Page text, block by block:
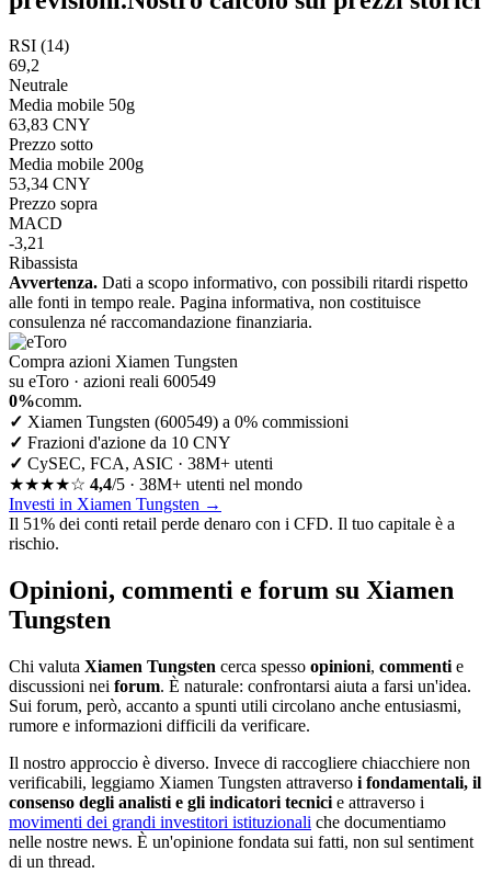
RSI (14)
69,2
Neutrale
Media mobile 50g
63,83 CNY
Prezzo sotto
Media mobile 200g
53,34 CNY
Prezzo sopra
MACD
-3,21
Ribassista
Avvertenza. Dati a scopo informativo, con possibili ritardi rispetto
alle fonti in tempo reale. Pagina informativa, non costituisce
consulenza né raccomandazione finanziaria.
Compra azioni Xiamen Tungsten
su eToro · azioni reali 600549
0%comm.
✓ Xiamen Tungsten (600549) a 0% commissioni
✓ Frazioni d'azione da 10 CNY
✓ CySEC, FCA, ASIC · 38M+ utenti
★★★★☆ 4,4/5 · 38M+ utenti nel mondo
Investi in Xiamen Tungsten →
Il 51% dei conti retail perde denaro con i CFD. Il tuo capitale è a
rischio.
Opinioni, commenti e forum su Xiamen
Tungsten
Chi valuta Xiamen Tungsten cerca spesso opinioni, commenti e
discussioni nei forum. È naturale: confrontarsi aiuta a farsi un'idea.
Sui forum, però, accanto a spunti utili circolano anche entusiasmi,
rumore e informazioni difficili da verificare.
Il nostro approccio è diverso. Invece di raccogliere chiacchiere non
verificabili, leggiamo Xiamen Tungsten attraverso i fondamentali, il
consenso degli analisti e gli indicatori tecnici e attraverso i
movimenti dei grandi investitori istituzionali che documentiamo
nelle nostre news. È un'opinione fondata sui fatti, non sul sentiment
di un thread.